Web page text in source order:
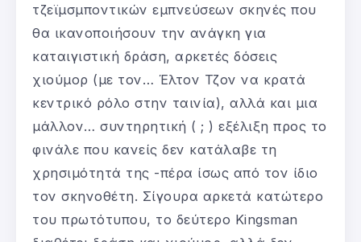
τζεϊμσμποντικών εμπνεύσεων σκηνές που
θα ικανοποιήσουν την ανάγκη για
καταιγιστική δράση, αρκετές δόσεις
χιούμορ (με τον… Έλτον Τζον να κρατά
κεντρικό ρόλο στην ταινία), αλλά και μια
μάλλον… συντηρητική ( ; ) εξέλιξη προς το
φινάλε που κανείς δεν κατάλαβε τη
χρησιμότητά της -πέρα ίσως από τον ίδιο
τον σκηνοθέτη. Σίγουρα αρκετά κατώτερο
του πρωτότυπου, το δεύτερο Kingsman